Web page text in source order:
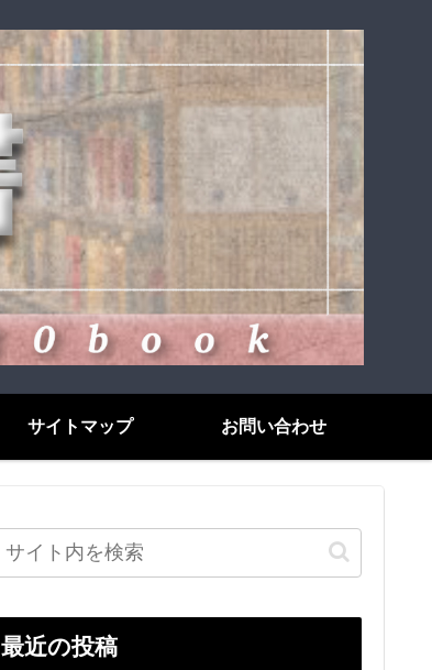
サイトマップ お問い合わせ
最近の投稿